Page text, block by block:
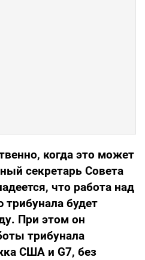
когда это может
секретарь Совета
что работа над
будет
При этом он
трибунала
США и G7, без